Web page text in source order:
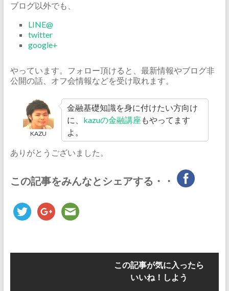
ブログ以外でも、
LINE@
twitter
google+
やっています。フォロー頂けると、最新情報やブログ非
公開の話、オフ会情報などを受け取れます。
KAZU
金融基礎知識を身に付けたい方向け
に、 kazuの金融講座 もやってます
よ。
ありがとうございました。
この記事をみんなとシェアする・・
この記事が気に入ったら
いいね！しよう